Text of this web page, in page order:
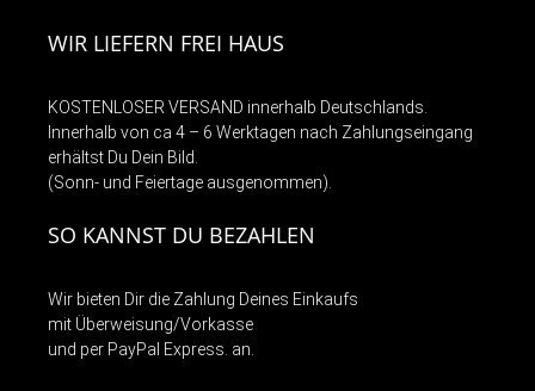
WIR LIEFERN FREI HAUS
KOSTENLOSER VERSAND innerhalb Deutschlands.
Innerhalb von ca 4 – 6 Werktagen nach Zahlungseingang
erhältst Du Dein Bild.
(Sonn- und Feiertage ausgenommen).
SO KANNST DU BEZAHLEN
Wir bieten Dir die Zahlung Deines Einkaufs
mit Überweisung/Vorkasse
und per PayPal Express. an.